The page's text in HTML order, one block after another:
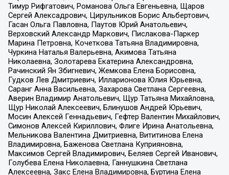
Тимур Рифгатович, Романова Ольга Евгеньевна, Щаров
Сергей Алексадрович, Цирульников Борис Альбертович,
Гасан Ольга Павловна, Паутов Юрий Анатольевич,
Верховский Александр Маркович, Пислакова-Паркер
Марина Петровна, Кочеткова Татьяна Владимировна,
Чуркина Наталья Валерьевна, Акимова Татьяна
Николаевна, Золотарева Екатерина Александровна,
Рачинский Ян Збигневич, Жемкова Елена Борисовна,
Гудков Лев Дмитриевич, Илларионова Юлия Юрьевна,
Саранг Анна Васильевна, Захарова Светлана Сергеевна,
Аверин Владимир Анатольевич, Щур Татьяна Михайловна,
Щур Николай Алексеевич, Блинушов Андрей Юрьевич,
Мосин Алексей Геннадьевич, Гефтер Валентин Михайлович,
Симонов Алексей Кириллович, Флиге Ирина Анатольевна,
Мельникова Валентина Дмитриевна, Вититинова Елена
Владимировна, Баженова Светлана Куприяновна,
Максимов Сергей Владимирович, Беляев Сергей Иванович,
Голубева Елена Николаевна, Ганнушкина Светлана
Алексеевна, Закс Елена Владимировна, Буртина Елена